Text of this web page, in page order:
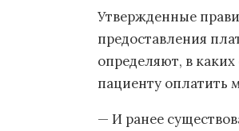
Утвержденные
предоставления
определяют, в
пациенту оплатить
— И ранее